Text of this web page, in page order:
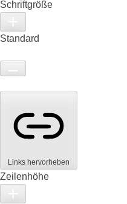
Schriftgröße
Standard
Links hervorheben
Zeilenhöhe